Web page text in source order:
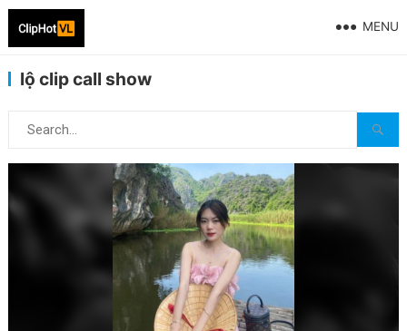
MENU
lộ clip call show